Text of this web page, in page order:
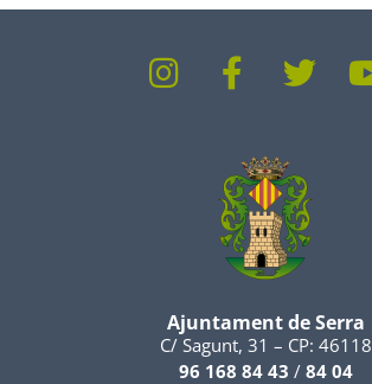
Ajuntament de Serra
C/ Sagunt, 31 – CP: 46118
96 168 84 43 / 84 04